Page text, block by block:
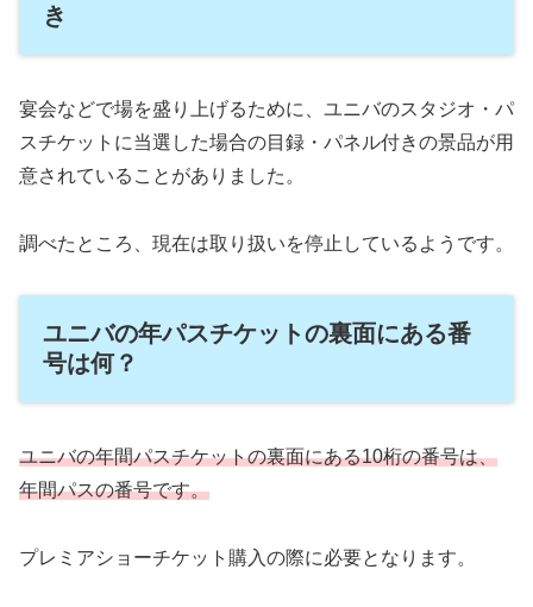
き
宴会などで場を盛り上げるために、ユニバのスタジオ・パ
スチケットに当選した場合の目録・パネル付きの景品が用
意されていることがありました。
調べたところ、現在は取り扱いを停止しているようです。
ユニバの年パスチケットの裏面にある番
号は何？
ユニバの年間パスチケットの裏面にある10桁の番号は、
年間パスの番号です。
プレミアショーチケット購入の際に必要となります。